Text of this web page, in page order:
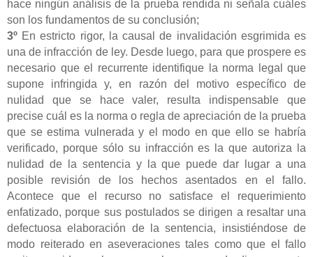
hace ningún análisis de la prueba rendida ni señala cuáles
son los fundamentos de su conclusión;
3º En estricto rigor, la causal de invalidación esgrimida es
una de infracción de ley. Desde luego, para que prospere es
necesario que el recurrente identifique la norma legal que
supone infringida y, en razón del motivo específico de
nulidad que se hace valer, resulta indispensable que
precise cuál es la norma o regla de apreciación de la prueba
que se estima vulnerada y el modo en que ello se habría
verificado, porque sólo su infracción es la que autoriza la
nulidad de la sentencia y la que puede dar lugar a una
posible revisión de los hechos asentados en el fallo.
Acontece que el recurso no satisface el requerimiento
enfatizado, porque sus postulados se dirigen a resaltar una
defectuosa elaboración de la sentencia, insistiéndose de
modo reiterado en aseveraciones tales como que el fallo